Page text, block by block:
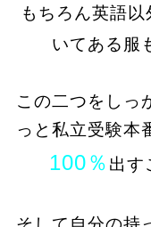
もちろん英語以
いてある服
この二つをしっ
っと私立受験本
100％ 出す